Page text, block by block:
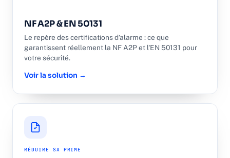
NF A2P & EN 50131
Le repère des certifications d'alarme : ce que
garantissent réellement la NF A2P et l'EN 50131 pour
votre sécurité.
Voir la solution →
RÉDUIRE SA PRIME